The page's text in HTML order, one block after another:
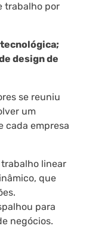
trabalho por
design de
se reuniu
um
cada empresa
linear
que
para
negócios.